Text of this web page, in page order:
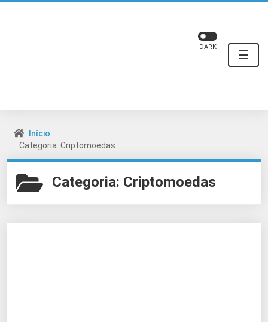
☰
DARK
Início
Categoria: Criptomoedas
Categoria: Criptomoedas